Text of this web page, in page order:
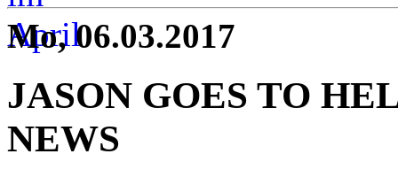
Mo, 06.03.2017
JASON GOES TO
NEWS